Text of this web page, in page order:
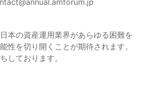
本の資産運用業界があらゆる困難を
性を切り開くことが期待されます。
しております。